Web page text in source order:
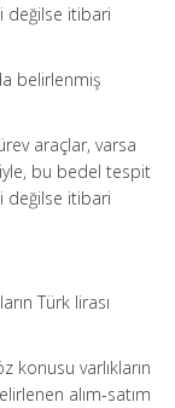
değilse itibari
belirlenmiş
araçlar, varsa
bu bedel tespit
değilse itibari
Türk lirası
konusu varlıkların
alım-satım